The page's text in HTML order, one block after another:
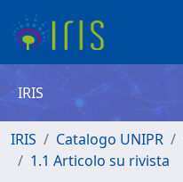
IRIS
IRIS Catalogo UNIPR
1.1 Articolo su rivista